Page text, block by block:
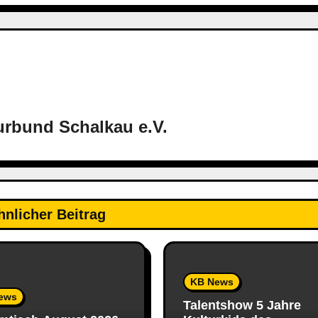
Schalkau e.V.
Beitrag
KB News
Talentshow 5 Jahre